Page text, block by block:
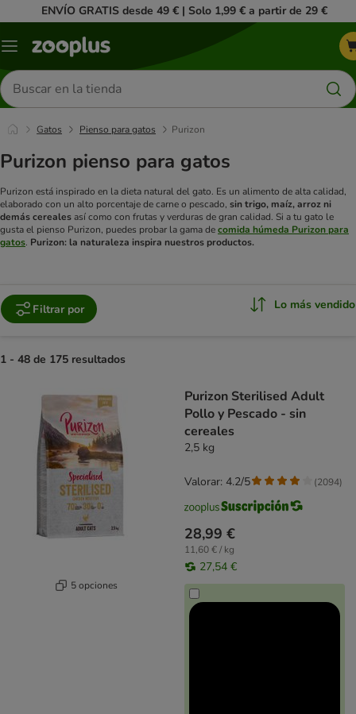
ENVÍO GRATIS desde 49 € | Solo 1,99 € a partir de 29 €
Menú
Buscar
productos
Gatos Pienso para gatos Purizon
Purizon pienso para gatos
Purizon está inspirado en la dieta natural del gato. Es un alimento de alta calidad,
elaborado con un alto porcentaje de carne o pescado, sin trigo, maíz, arroz ni
demás cerealesasí como con frutas y verduras de gran calidad. Si a tu gato le
gusta el pienso Purizon, puedes probar la gama decomida húmeda Purizon para
gatos. Purizon: la naturaleza inspira nuestros productos.
Filtrar por Lo más vendido
1 - 48 de 175 resultados
5 opciones
Purizon Sterilised Adult
Pollo y Pescado - sin
cereales
2,5 kg
28,99 €
11,60 € / kg
27,54 €
Valorar: 4.2/5 (2094)